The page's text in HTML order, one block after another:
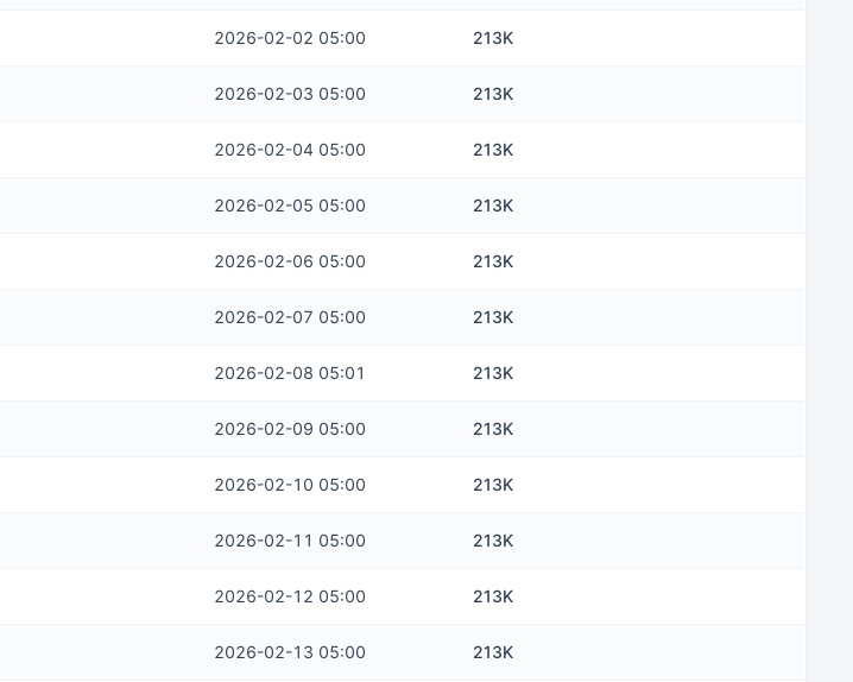
2026-02-02 05:00 213K
2026-02-03 05:00 213K
2026-02-04 05:00 213K
2026-02-05 05:00 213K
2026-02-06 05:00 213K
2026-02-07 05:00 213K
2026-02-08 05:01 213K
2026-02-09 05:00 213K
2026-02-10 05:00 213K
2026-02-11 05:00 213K
2026-02-12 05:00 213K
2026-02-13 05:00 213K